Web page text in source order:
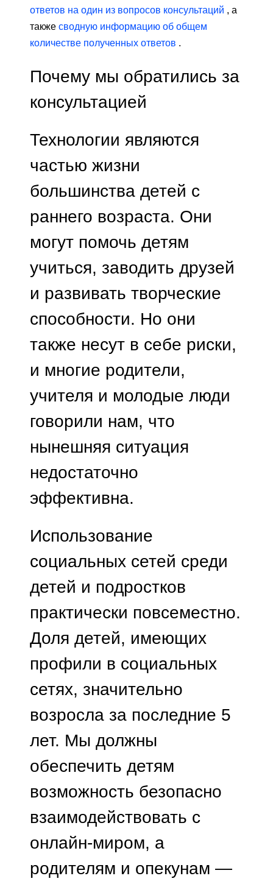
ответов на один из вопросов консультаций , а
также сводную информацию об общем
количестве полученных ответов .
Почему мы обратились за
консультацией
Технологии являются
частью жизни
большинства детей с
раннего возраста. Они
могут помочь детям
учиться, заводить друзей
и развивать творческие
способности. Но они
также несут в себе риски,
и многие родители,
учителя и молодые люди
говорили нам, что
нынешняя ситуация
недостаточно
эффективна.
Использование
социальных сетей среди
детей и подростков
практически повсеместно.
Доля детей, имеющих
профили в социальных
сетях, значительно
возросла за последние 5
лет. Мы должны
обеспечить детям
возможность безопасно
взаимодействовать с
онлайн-миром, а
родителям и опекунам —